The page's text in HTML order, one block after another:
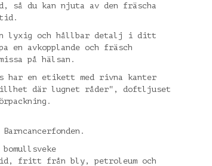
så du kan njuta av den fräscha
tid.
lyxig och hållbar detalj i ditt
en avkopplande och fräsch
på hälsan.
har en etikett med rivna kanter
där lugnet råder", doftljuset
fritt från bly, petroleum och